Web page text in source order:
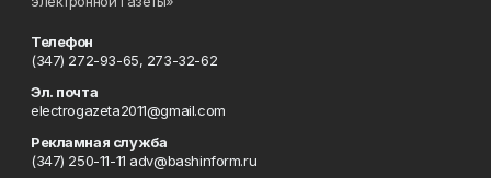
Телефон
(347) 272-93-65, 273-32-62
Эл. почта
electrogazeta2011@gmail.com
Рекламная служба
(347) 250-11-11 adv@bashinform.ru